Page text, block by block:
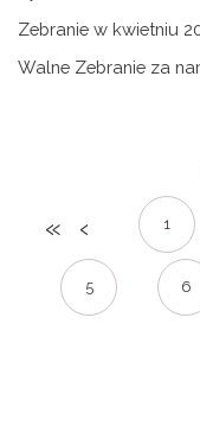
Zebranie w kwietniu
Walne Zebranie za
1
5 6